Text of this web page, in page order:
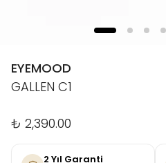
EYEMOOD
GALLEN C1
₺ 2,390.00
2 Yıl Garanti